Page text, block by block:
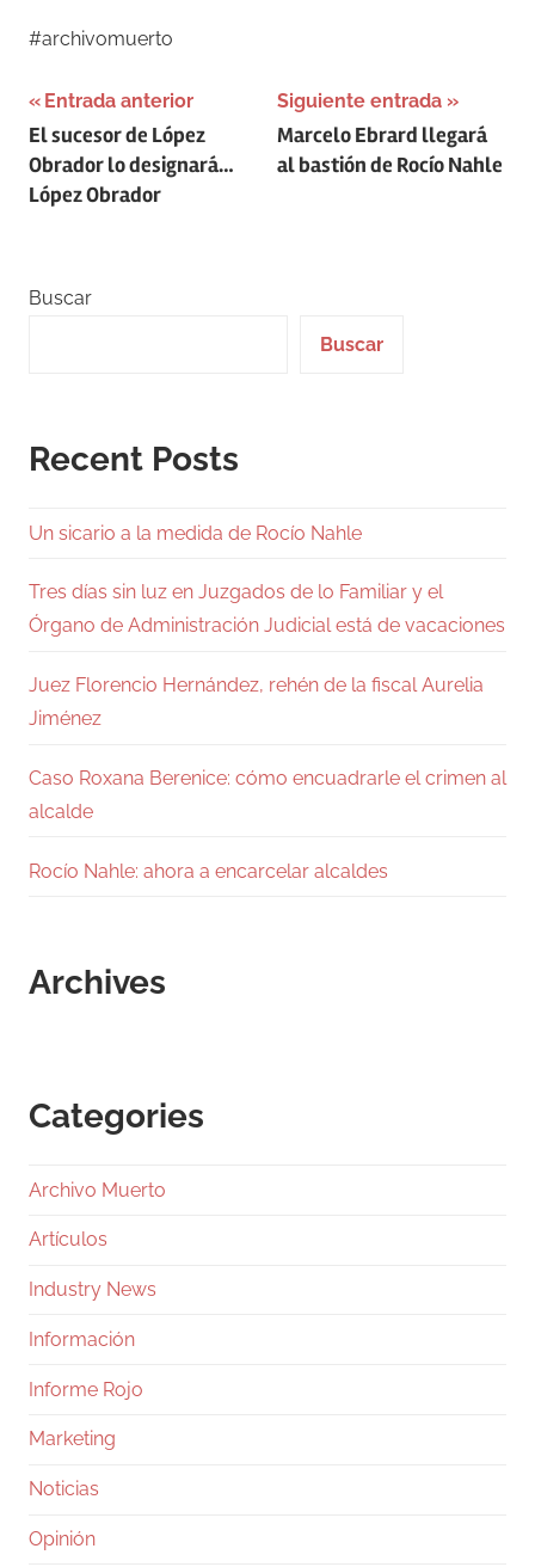
#archivomuerto
Navegación
de
entradas
Entrada anterior
El sucesor de López
Obrador lo designará…
López Obrador
Siguiente entrada
Marcelo Ebrard llegará
al bastión de Rocío Nahle
Buscar
Buscar
Recent Posts
Un sicario a la medida de Rocío Nahle
Tres días sin luz en Juzgados de lo Familiar y el
Órgano de Administración Judicial está de vacaciones
Juez Florencio Hernández, rehén de la fiscal Aurelia
Jiménez
Caso Roxana Berenice: cómo encuadrarle el crimen al
alcalde
Rocío Nahle: ahora a encarcelar alcaldes
Archives
Categories
Archivo Muerto
Artículos
Industry News
Información
Informe Rojo
Marketing
Noticias
Opinión